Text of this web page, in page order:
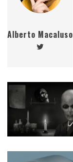
Alberto Macaluso